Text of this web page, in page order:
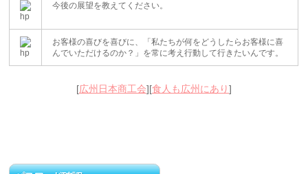
今後の展望を教えてください。
お客様の喜びを喜びに、「私たちが何をどうしたらお客様に喜
んでいただけるのか？」を常に考え行動して行きたいんです。
[広州日本商工会][食人も広州にあり]